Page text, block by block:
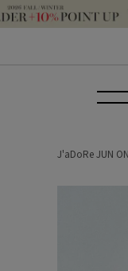
J'aDoRe JUN